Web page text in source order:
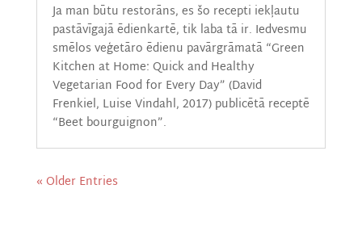
Ja man būtu restorāns, es šo recepti iekļautu
pastāvīgajā ēdienkartē, tik laba tā ir. Iedvesmu
smēlos veģetāro ēdienu pavārgrāmatā “Green
Kitchen at Home: Quick and Healthy
Vegetarian Food for Every Day” (David
Frenkiel, Luise Vindahl, 2017) publicētā receptē
“Beet bourguignon”.
« Older Entries